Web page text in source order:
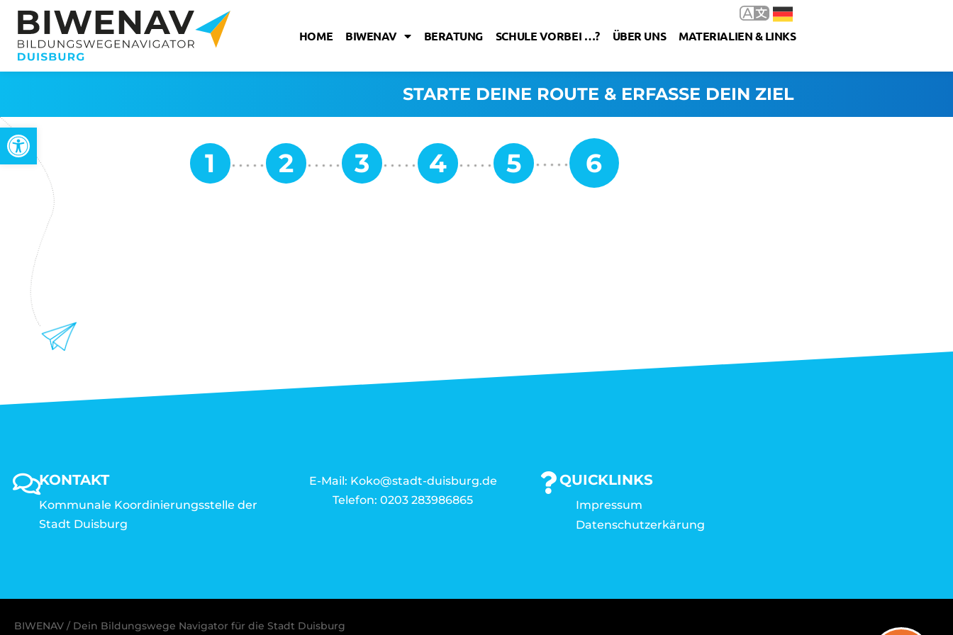
Werkzeugleiste öffnen
HOME BIWENAV BERATUNG SCHULE VORBEI …? ÜBER UNS MATERIALIEN & LINKS
STARTE DEINE ROUTE & ERFASSE DEIN ZIEL
KONTAKT
Kommunale Koordinierungsstelle der
Stadt Duisburg
E-Mail: Koko@stadt-duisburg.de
Telefon: 0203 283986865
QUICKLINKS
Impressum
Datenschutzerkärung
BIWENAV / Dein Bildungswege Navigator für die Stadt Duisburg